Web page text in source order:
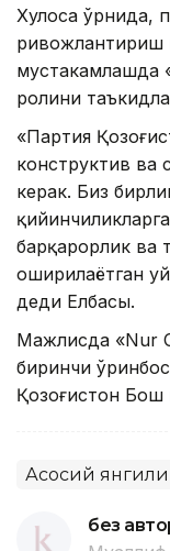
Хулоса ўрнида,
ривожлантириш
мустаҳкамлашда
ролини
«Партия
конструктив ва
керак. Биз
барқарорлик ва
оширилаётган
деди Елбасы.
Мажлисда «Nur
биринчи
Қозоғистон Бош
Асосий
без